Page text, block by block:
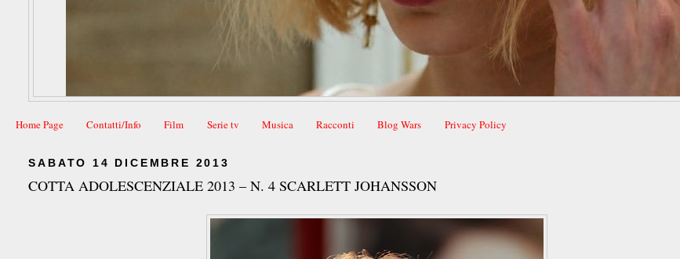
Home Page Contatti/Info Film Serie tv Musica Racconti Blog Wars Privacy Policy
SABATO 14 DICEMBRE 2013
COTTA ADOLESCENZIALE 2013 – N. 4 SCARLETT JOHANSSON